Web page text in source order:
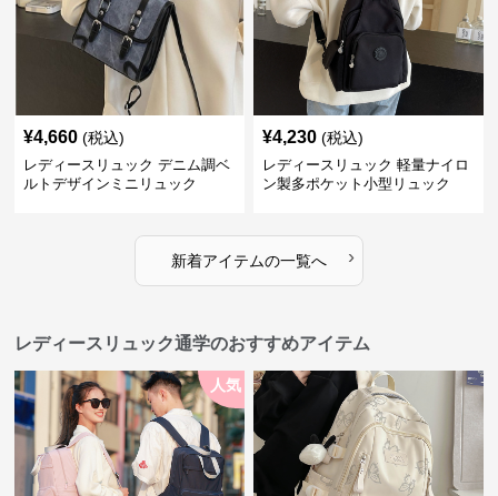
¥4,660 (税込)
レディースリュック デニム調ベ
ルトデザインミニリュック
¥4,230 (税込)
レディースリュック 軽量ナイロ
ン製多ポケット小型リュック
新着アイテムの一覧へ ›
レディースリュック通学のおすすめアイテム
人気